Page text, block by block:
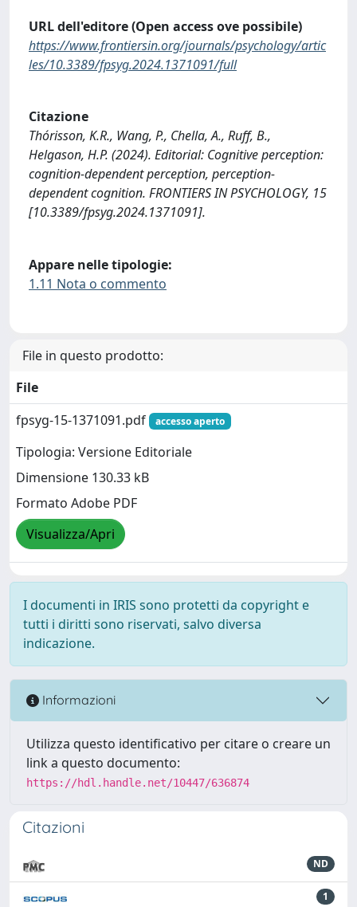
URL dell'editore (Open access ove possibile)
https://www.frontiersin.org/journals/psychology/artic
les/10.3389/fpsyg.2024.1371091/full
Citazione
Thórisson, K.R., Wang, P., Chella, A., Ruff, B.,
Helgason, H.P. (2024). Editorial: Cognitive perception:
cognition-dependent perception, perception-
dependent cognition. FRONTIERS IN PSYCHOLOGY, 15
[10.3389/fpsyg.2024.1371091].
Appare nelle tipologie:
1.11 Nota o commento
File in questo prodotto:
File
fpsyg-15-1371091.pdf
accesso aperto
Tipologia: Versione Editoriale
Dimensione 130.33 kB
Formato Adobe PDF
Visualizza/Apri
I documenti in IRIS sono protetti da copyright e
tutti i diritti sono riservati, salvo diversa
indicazione.
Informazioni
Utilizza questo identificativo per citare o creare un
link a questo documento:
https://hdl.handle.net/10447/636874
Citazioni
ND
1